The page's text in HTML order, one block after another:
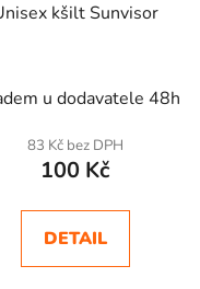
kšilt Sunvisor
u dodavatele 48h
83 Kč bez DPH
100 Kč
DETAIL